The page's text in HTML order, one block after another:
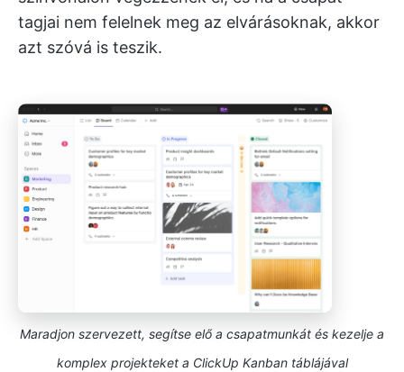
tagjai nem felelnek meg az elvárásoknak, akkor
azt szóvá is teszik.
Maradjon szervezett, segítse elő a csapatmunkát és kezelje a
komplex projekteket a ClickUp Kanban táblájával